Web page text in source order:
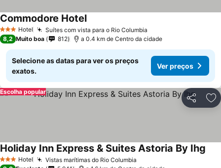
3 EstrelasHotel Suítes com vista para o Rio Columbia
Commodore Hotel
8,2 Muito boa 812 a 0.4 km de Centro da cidade
Selecione as datas para ver os preços
exatos.
Ver preços
Partilhar
Escolha popular
3 EstrelasHotel Vistas marítimas do Rio Columbia
Holiday Inn Express & Suites Astoria By Ihg